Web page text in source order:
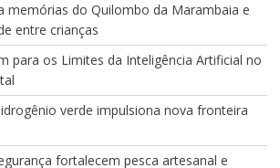
memórias do Quilombo da Marambaia e
entre crianças
para os Limites da Inteligência Artificial no
verde impulsiona nova fronteira
fortalecem pesca artesanal e